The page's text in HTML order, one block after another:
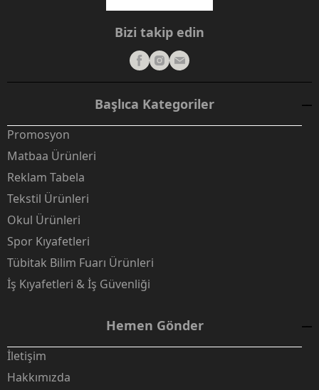
Bizi takip edin
Başlıca Kategoriler
Promosyon
Matbaa Ürünleri
Reklam Tabela
Tekstil Ürünleri
Okul Ürünleri
Spor Kıyafetleri
Tübitak Bilim Fuarı Ürünleri
İş Kıyafetleri & İş Güvenliği
Hemen Gönder
İletişim
Hakkımızda